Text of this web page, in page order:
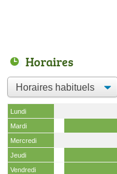
Horaires
Lundi
Mardi
Mercredi
Jeudi
Vendredi